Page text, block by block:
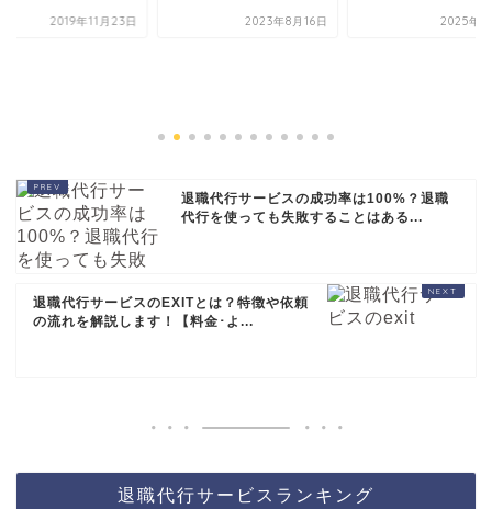
2023年8月16日 2025年5月3日
退職代行サービスの成功率は100%？退職
代行を使っても失敗することはある...
退職代行サービスのEXITとは？特徴や依頼
の流れを解説します！【料金･よ...
退職代行サービスランキング